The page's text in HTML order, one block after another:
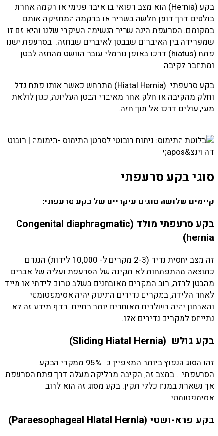
בקע (Hernia) הוא מצב רפואי בו איבר פנימי או רקמה אחרת
בולטים דרך דופן חלשה בשריר או ברקמה המחזיקה אותם
במקומם. הסרעפת הינה שריר הנשימה העיקרי שלנו והיא זם זו
שמפרידה בין האיברים שבבטן לאיברים שבחזה. בסרעפת ישנו
פתח (hiatus) דרכו באופן נורמלי עובר הוושט מהחזה לבטן
ומתחבר לקיבה.
בקע סרעפתי (Hiatal Hernia) מתרחש כאשר אותו פתח גדל
וחלק מהקיבה או חלק אחר מאיברי הבטן העליונה, כגון לולאת
מעי, עולים דרכו אל תוך חזה.
סוגי בקע סרעפתי
קיימים שלושה סוגים עיקריים של בקע סרעפתי:
בקע סרעפתי מולד (Congenital diaphragmatic
hernia)
זה מצב יחסית נדיר (2-3 מקרים ל- 10,000 לידות) הנגרם
כתוצאה מהתפתחות לא תקינה של הסרעפת ועליה של אברים
מהבטן לחזה, רוב המקרים מאובחנים בשלב טרום לידתי או מייד
לאחר הלידה, במקרים נדירים התינוק יהיה אסימפטומטי
והאבחון יהיה בשלבים מאוחרים יותר בחיים. בדף מידע זה לא
נתייחס למקרים נדירים אלו.
בקע גולש (Sliding Hiatal Hernia)
זהו הסוג הנפוץ ביותר המאפיין כ- 95% ממקרי הבקע
הסרעפתי. . במצב זה, הקיבה מחליקה מעלה דרך פתח הסרעפת
אך נשארת במנח כללי תקין. בקע מסוג זה הוא לרוב
אסימפטומטי.
בקע פרא-ושטי (Paraesophageal Hiatal Hernia)